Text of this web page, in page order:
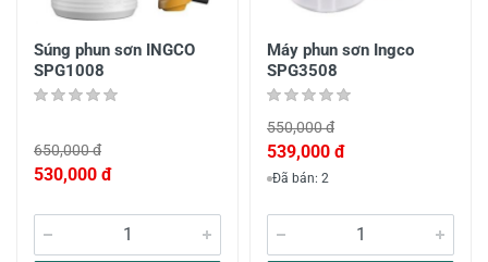
Súng phun sơn INGCO
SPG1008
650,000 đ
530,000 đ
Máy phun sơn Ingco
SPG3508
550,000 đ
539,000 đ
Đã bán: 2